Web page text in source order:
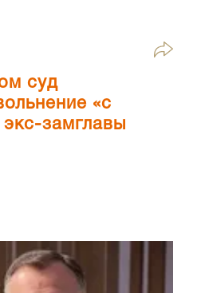
суд
«с
замглавы